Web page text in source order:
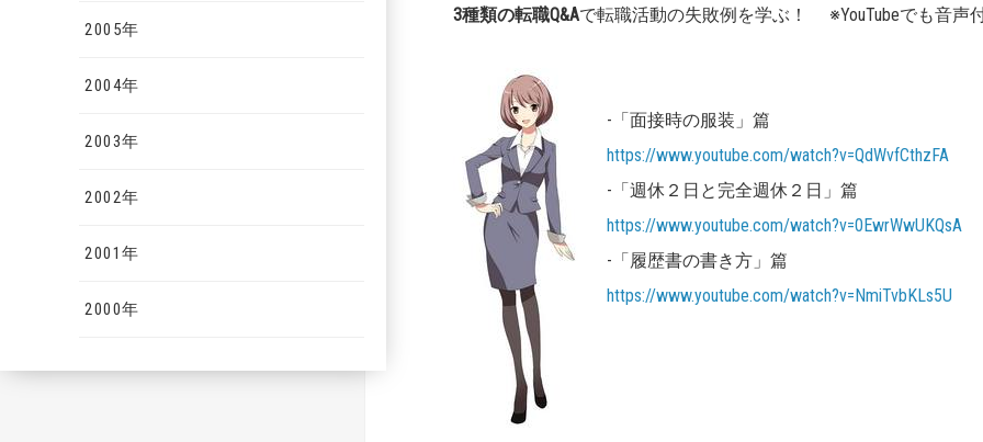
2005年
2004年
2003年
2002年
2001年
2000年
3種類の転職Q&Aで転職活動の失敗例を学ぶ！ ※YouTubeでも音声
-「面接時の服装」篇
https://www.youtube.com/watch?v=QdWvfCthzFA
-「週休２日と完全週休２日」篇
https://www.youtube.com/watch?v=0EwrWwUKQsA
-「履歴書の書き方」篇
https://www.youtube.com/watch?v=NmiTvbKLs5U